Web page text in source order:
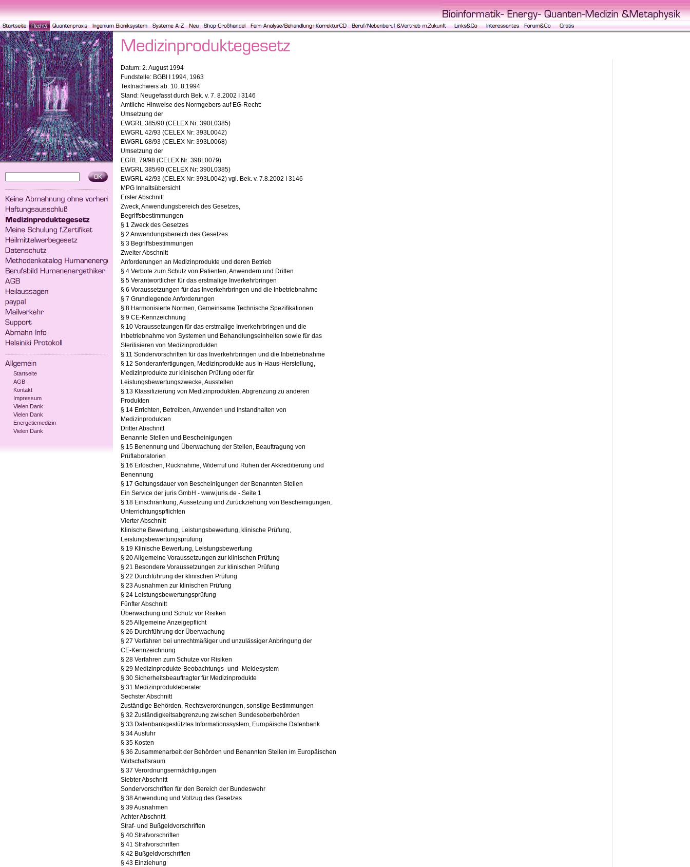
Startseite
AGB
Kontakt
Impressum
Vielen Dank
Vielen Dank
Energeticmedizin
Vielen Dank
Datum: 2. August 1994
Fundstelle: BGBl I 1994, 1963
Textnachweis ab: 10. 8.1994
Stand: Neugefasst durch Bek. v. 7. 8.2002 I 3146
Amtliche Hinweise des Normgebers auf EG-Recht:
Umsetzung der
EWGRL 385/90 (CELEX Nr: 390L0385)
EWGRL 42/93 (CELEX Nr: 393L0042)
EWGRL 68/93 (CELEX Nr: 393L0068)
Umsetzung der
EGRL 79/98 (CELEX Nr: 398L0079)
EWGRL 385/90 (CELEX Nr: 390L0385)
EWGRL 42/93 (CELEX Nr: 393L0042) vgl. Bek. v. 7.8.2002 I 3146
MPG Inhaltsübersicht
Erster Abschnitt
Zweck, Anwendungsbereich des Gesetzes,
Begriffsbestimmungen
§ 1 Zweck des Gesetzes
§ 2 Anwendungsbereich des Gesetzes
§ 3 Begriffsbestimmungen
Zweiter Abschnitt
Anforderungen an Medizinprodukte und deren Betrieb
§ 4 Verbote zum Schutz von Patienten, Anwendern und Dritten
§ 5 Verantwortlicher für das erstmalige Inverkehrbringen
§ 6 Voraussetzungen für das Inverkehrbringen und die Inbetriebnahme
§ 7 Grundlegende Anforderungen
§ 8 Harmonisierte Normen, Gemeinsame Technische Spezifikationen
§ 9 CE-Kennzeichnung
§ 10 Voraussetzungen für das erstmalige Inverkehrbringen und die
Inbetriebnahme von Systemen und Behandlungseinheiten sowie für das
Sterilisieren von Medizinprodukten
§ 11 Sondervorschriften für das Inverkehrbringen und die Inbetriebnahme
§ 12 Sonderanfertigungen, Medizinprodukte aus In-Haus-Herstellung,
Medizinprodukte zur klinischen Prüfung oder für
Leistungsbewertungszwecke, Ausstellen
§ 13 Klassifizierung von Medizinprodukten, Abgrenzung zu anderen
Produkten
§ 14 Errichten, Betreiben, Anwenden und Instandhalten von
Medizinprodukten
Dritter Abschnitt
Benannte Stellen und Bescheinigungen
§ 15 Benennung und Überwachung der Stellen, Beauftragung von
Prüflaboratorien
§ 16 Erlöschen, Rücknahme, Widerruf und Ruhen der Akkreditierung und
Benennung
§ 17 Geltungsdauer von Bescheinigungen der Benannten Stellen
Ein Service der juris GmbH - www.juris.de - Seite 1
§ 18 Einschränkung, Aussetzung und Zurückziehung von Bescheinigungen,
Unterrichtungspflichten
Vierter Abschnitt
Klinische Bewertung, Leistungsbewertung, klinische Prüfung,
Leistungsbewertungsprüfung
§ 19 Klinische Bewertung, Leistungsbewertung
§ 20 Allgemeine Voraussetzungen zur klinischen Prüfung
§ 21 Besondere Voraussetzungen zur klinischen Prüfung
§ 22 Durchführung der klinischen Prüfung
§ 23 Ausnahmen zur klinischen Prüfung
§ 24 Leistungsbewertungsprüfung
Fünfter Abschnitt
Überwachung und Schutz vor Risiken
§ 25 Allgemeine Anzeigepflicht
§ 26 Durchführung der Überwachung
§ 27 Verfahren bei unrechtmäßiger und unzulässiger Anbringung der
CE-Kennzeichnung
§ 28 Verfahren zum Schutze vor Risiken
§ 29 Medizinprodukte-Beobachtungs- und -Meldesystem
§ 30 Sicherheitsbeauftragter für Medizinprodukte
§ 31 Medizinprodukteberater
Sechster Abschnitt
Zuständige Behörden, Rechtsverordnungen, sonstige Bestimmungen
§ 32 Zuständigkeitsabgrenzung zwischen Bundesoberbehörden
§ 33 Datenbankgestütztes Informationssystem, Europäische Datenbank
§ 34 Ausfuhr
§ 35 Kosten
§ 36 Zusammenarbeit der Behörden und Benannten Stellen im Europäischen
Wirtschaftsraum
§ 37 Verordnungsermächtigungen
Siebter Abschnitt
Sondervorschriften für den Bereich der Bundeswehr
§ 38 Anwendung und Vollzug des Gesetzes
§ 39 Ausnahmen
Achter Abschnitt
Straf- und Bußgeldvorschriften
§ 40 Strafvorschriften
§ 41 Strafvorschriften
§ 42 Bußgeldvorschriften
§ 43 Einziehung